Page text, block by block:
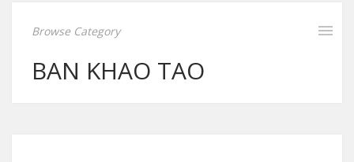
Browse Category
BAN KHAO TAO